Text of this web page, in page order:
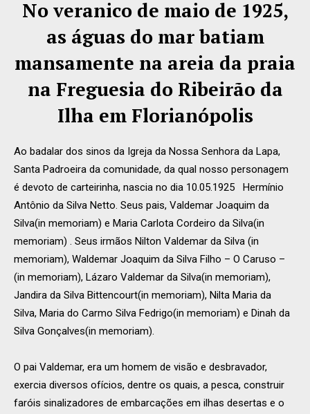
No veranico de maio de 1925,
as águas do mar batiam
mansamente na areia da praia
na Freguesia do Ribeirão da
Ilha em Florianópolis
Ao badalar dos sinos da Igreja da Nossa Senhora da Lapa,
Santa Padroeira da comunidade, da qual nosso personagem
é devoto de carteirinha, nascia no dia 10.05.1925 Hermínio
Antônio da Silva Netto. Seus pais, Valdemar Joaquim da
Silva(in memoriam) e Maria Carlota Cordeiro da Silva(in
memoriam) . Seus irmãos Nilton Valdemar da Silva (in
memoriam), Waldemar Joaquim da Silva Filho – O Caruso –
(in memoriam), Lázaro Valdemar da Silva(in memoriam),
Jandira da Silva Bittencourt(in memoriam), Nilta Maria da
Silva, Maria do Carmo Silva Fedrigo(in memoriam) e Dinah da
Silva Gonçalves(in memoriam).
O pai Valdemar, era um homem de visão e desbravador,
exercia diversos ofícios, dentre os quais, a pesca, construir
faróis sinalizadores de embarcações em ilhas desertas e o